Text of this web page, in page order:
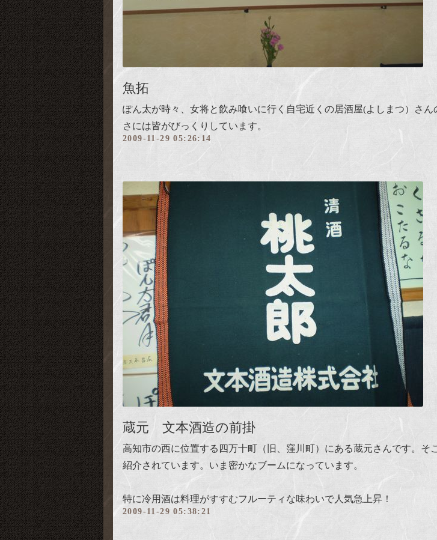
魚拓
ぽん太が時々、女将と飲み喰いに行く自宅近くの居酒屋(よしまつ）
さん
さには皆がびっくりしています。
2009-11-29 05:26:14
蔵元 文本酒造の前掛
高知市の西に位置する四万十町（旧、窪川町）にある蔵元さんです。そ
紹介されています。いま密かなブームになっています。
特に冷用酒は料理がすすむフルーティな味わいで人気急上昇！
2009-11-29 05:38:21